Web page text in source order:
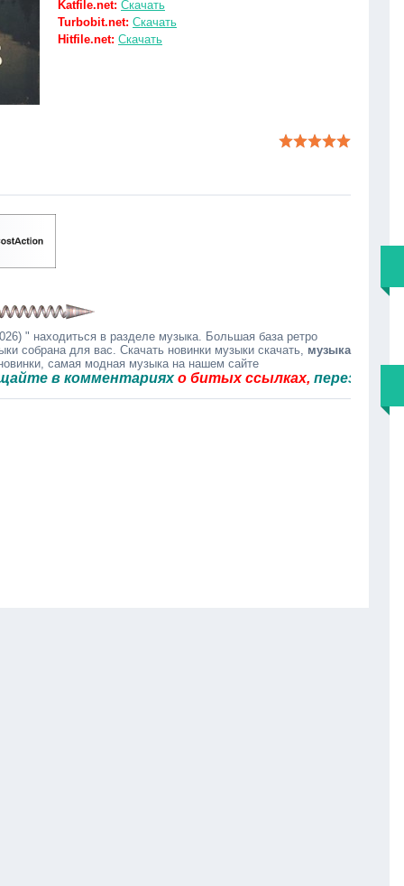
Katfile.net: Скачать
Turbobit.net: Скачать
Hitfile.net: Скачать
" находиться в разделе музыка. Большая база ретро
собрана для вас. Скачать новинки музыки скачать, музыка
самая модная музыка на нашем сайте
комментарияхо битых ссылках,перезальём быстро.